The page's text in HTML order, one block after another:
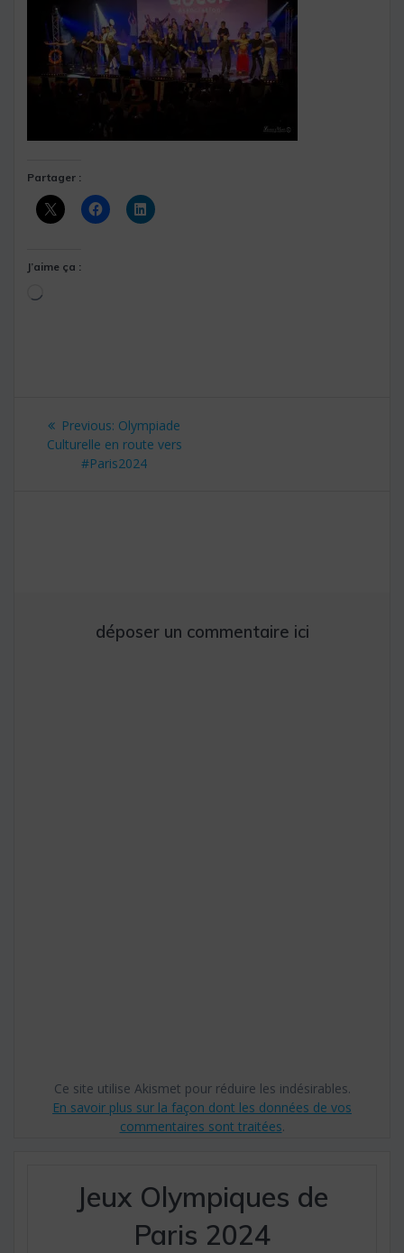
Partager :
J’aime ça :
Navigation
Previous: Previous
post:
Olympiade
Culturelle en route vers
#Paris2024
déposer un commentaire ici
Ce site utilise Akismet pour réduire les indésirables.
En savoir plus sur la façon dont les données de vos
commentaires sont traitées.
Jeux Olympiques de
Paris 2024